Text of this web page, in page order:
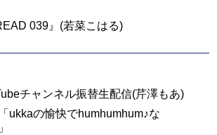
039』(若菜こはる)
チャンネル振替生配信(芹澤もあ)
ukkaの愉快でhumhumhum♪な